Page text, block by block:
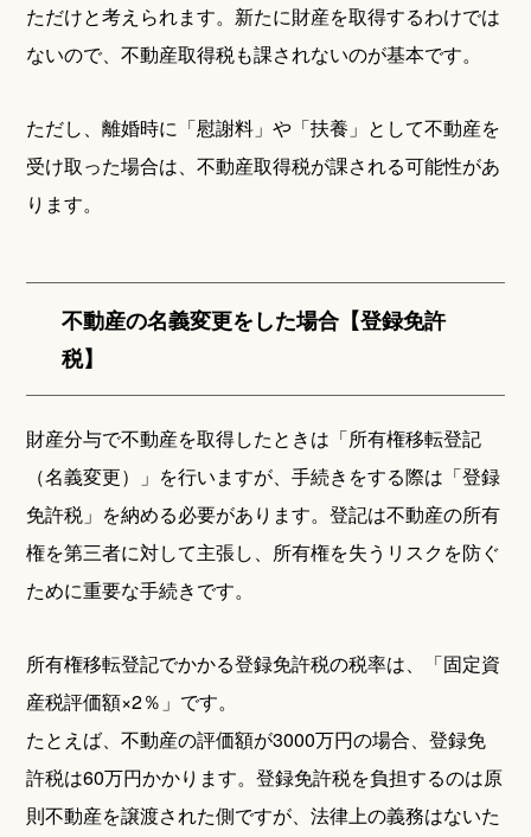
ただけと考えられます。新たに財産を取得するわけでは
ないので、不動産取得税も課されないのが基本です。
ただし、離婚時に「慰謝料」や「扶養」として不動産を
受け取った場合は、不動産取得税が課される可能性があ
ります。
不動産の名義変更をした場合【登録免許
税】
財産分与で不動産を取得したときは「所有権移転登記
（名義変更）」を行いますが、手続きをする際は「登録
免許税」を納める必要があります。登記は不動産の所有
権を第三者に対して主張し、所有権を失うリスクを防ぐ
ために重要な手続きです。
所有権移転登記でかかる登録免許税の税率は、「固定資
産税評価額×2％」です。
たとえば、不動産の評価額が3000万円の場合、登録免
許税は60万円かかります。登録免許税を負担するのは原
則不動産を譲渡された側ですが、法律上の義務はないた